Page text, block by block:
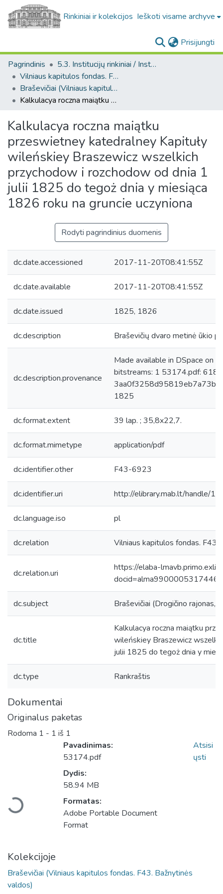
Rinkiniai ir kolekcijos Ieškoti visame archyve
Prisijungti
Pagrindinis
5.3. Institucijų rinkiniai / Institutional collections
Vilniaus kapitulos fondas. F43
Braševičiai (Vilniaus kapitulos fondas. F43. Bažnytinės valdos)
Kalkulacya roczna maiątku przeswietney katedralney Kapituły wileńskiey Braszewicz wszelkich przychodow i rozchodow od dnia 1 julii 1825 do tegoż dnia y miesiąca 1826 roku na gruncie uczyniona
Kalkulacya roczna maiątku
przeswietney katedralney Kapituły
wileńskiey Braszewicz wszelkich
przychodow i rozchodow od dnia 1
julii 1825 do tegoż dnia y miesiąca
1826 roku na gruncie uczyniona
Rodyti pagrindinius duomenis
dc.date.accessioned 2017-11-20T08:41:55Z
dc.date.available 2017-11-20T08:41:55Z
dc.date.issued 1825, 1826
dc.description Braševičių dvaro metinė ūkio
dc.description.provenance
Made available in DSpace on
bitstreams: 1 53174.pdf:
1825
dc.format.extent 39 lap. ; 35,8x22,7.
dc.format.mimetype application/pdf
dc.identifier.other F43-6923
dc.identifier.uri http://elibrary.mab.lt/handle/1/
dc.language.iso pl
dc.relation Vilniaus kapitulos fondas. F43,
dc.relation.uri
https://elaba-
dc.subject Braševičiai (Drogičino rajonas,
dc.title
Kalkulacya roczna maiątku
wileńskiey Braszewicz
julii 1825 do tegoż dnia y
dc.type Rankraštis
Dokumentai
Originalus paketas
Rodoma 1 - 1 iš 1
Įkeliama...
Pavadinimas:
53174.pdf
Dydis:
58.94 MB
Formatas:
Adobe Portable Document
Format
Atsisi
ųsti
Kolekcijoje
Braševičiai (Vilniaus kapitulos fondas. F43. Bažnytinės
valdos)